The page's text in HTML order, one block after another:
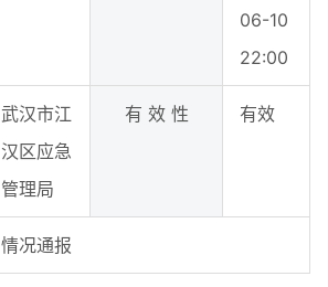
06-10
22:00
武汉市江
汉区应急
管理局
有 效 性 有效
情况通报